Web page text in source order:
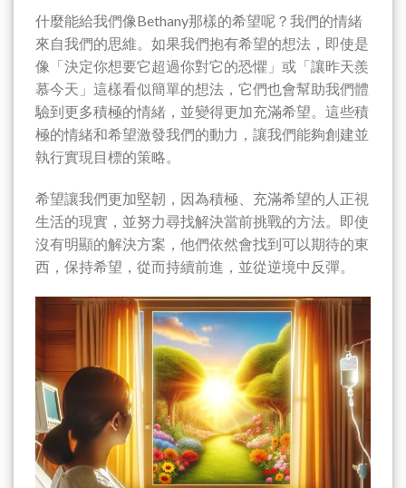
什麼能給我們像Bethany那樣的希望呢？我們的情緒
來自我們的思維。如果我們抱有希望的想法，即使是
像「決定你想要它超過你對它的恐懼」或「讓昨天羨
慕今天」這樣看似簡單的想法，它們也會幫助我們體
驗到更多積極的情緒，並變得更加充滿希望。這些積
極的情緒和希望激發我們的動力，讓我們能夠創建並
執行實現目標的策略。
希望讓我們更加堅韌，因為積極、充滿希望的人正視
生活的現實，並努力尋找解決當前挑戰的方法。即使
沒有明顯的解決方案，他們依然會找到可以期待的東
西，保持希望，從而持續前進，並從逆境中反彈。